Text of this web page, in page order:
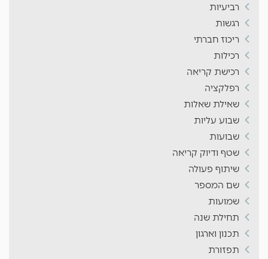
רביעיות
רגשות
ריכוז חברתי
רכילות
רכישת קריאה
רפלקציה
שאילת שאלות
שבוע עליות
שבועות
שטף ודיוק קריאה
שיתוף פעולה
שם המספר
שמועות
תחילת שנה
תכנון וארגון
תפזורת